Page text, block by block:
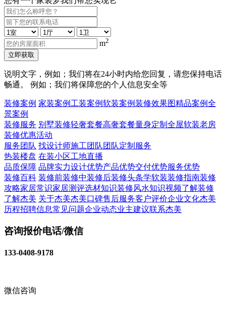
m2
立即获取
说明文字，例如；我们将在24小时内给您回复，请您保持电话
畅通。 例如；我们将保障您的个人信息安全等
装修案例 家装案例 工装案例软装案例装修效果图精品案例全
景案例
装修服务 别墅装修轻奢套餐高奢套餐量身定制 全屋软装老房
装修优惠活动
服务团队 找设计师施工团队 团队定制服务
热装楼盘 在装小区工地直播
品质保障 品牌实力设计优势产品优势交付优势服务优势
装修百科 装修前装修中装修后装修头条学软装装修指南装修
攻略家居常识家居测评选材知识装修风水知识视频了解装修
了解杰美 关于杰美杰美口碑售后服务客户评价企业文化杰美
历程招聘信息常见问题企业动态业主建议联系杰美
咨询报价电话/微信
133-0408-9178
微信咨询